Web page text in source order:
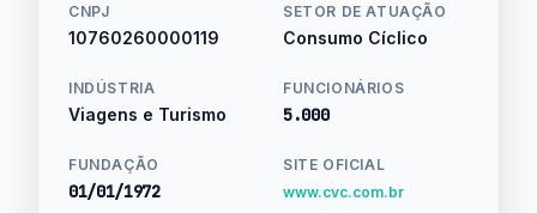
CNPJ
10760260000119
SETOR DE ATUAÇÃO
Consumo Cíclico
INDÚSTRIA
Viagens e Turismo
FUNCIONÁRIOS
5.000
FUNDAÇÃO
01/01/1972
SITE OFICIAL
www.cvc.com.br